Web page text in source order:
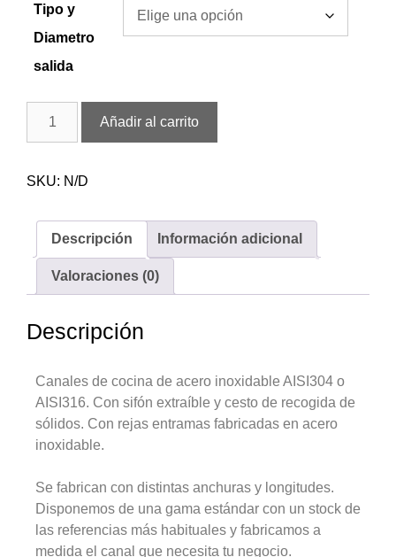
Tipo y
Diametro
salida
Añadir al carrito
SKU: N/D
Descripción Información adicional
Valoraciones (0)
Descripción
Canales de cocina de acero inoxidable AISI304 o
AISI316. Con sifón extraíble y cesto de recogida de
sólidos. Con rejas entramas fabricadas en acero
inoxidable.
Se fabrican con distintas anchuras y longitudes.
Disponemos de una gama estándar con un stock de
las referencias más habituales y fabricamos a
medida el canal que necesita tu negocio.